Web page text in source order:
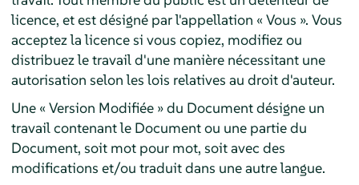
licence, et est désigné par l'appellation « Vous ». Vous
acceptez la licence si vous copiez, modifiez ou
distribuez le travail d'une manière nécessitant une
autorisation selon les lois relatives au droit d'auteur.
Une « Version Modifiée » du Document désigne un
travail contenant le Document ou une partie du
Document, soit mot pour mot, soit avec des
modifications et/ou traduit dans une autre langue.